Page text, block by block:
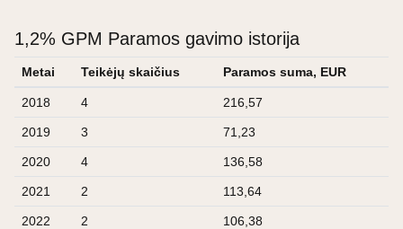
1,2% GPM Paramos gavimo istorija
Metai Teikėjų skaičius Paramos suma, EUR
2018 4 216,57
2019 3 71,23
2020 4 136,58
2021 2 113,64
2022 2 106,38